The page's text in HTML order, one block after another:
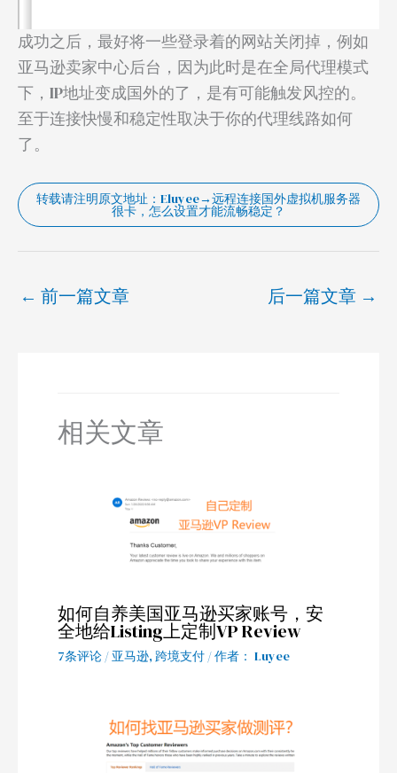
成功之后，最好将一些登录着的网站关闭掉，例如
亚马逊卖家中心后台，因为此时是在全局代理模式
下，IP地址变成国外的了，是有可能触发风控的。
至于连接快慢和稳定性取决于你的代理线路如何
了。
转载请注明原文地址：Eluyee→远程连接国外虚拟机服务器
很卡，怎么设置才能流畅稳定？
← 前一篇文章 后一篇文章 →
相关文章
如何自养美国亚马逊买家账号，安
全地给Listing上定制VP Review
7条评论 /亚马逊,跨境支付 / 作者： Luyee